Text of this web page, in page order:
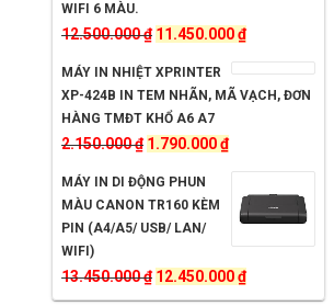
10.950.000 ₫.
WIFI 6 MÀU.
12.500.000₫ Giá
là:
12.500.000 ₫.
11.450.000₫Giá
hiện
tại
MÁY IN NHIỆT XPRINTER
XP-424B IN TEM NHÃN, MÃ VẠCH, ĐƠN
HÀNG TMĐT KHỔ A6 A7
2.150.000₫ Giá
là:
2.150.000 ₫.
1.790.000₫Giá
hiện
tại
là:
1.790.000 ₫.
MÁY IN DI ĐỘNG PHUN
MÀU CANON TR160 KÈM
PIN (A4/A5/ USB/ LAN/
WIFI)
13.450.000₫ Giá
12.450.000₫Giá